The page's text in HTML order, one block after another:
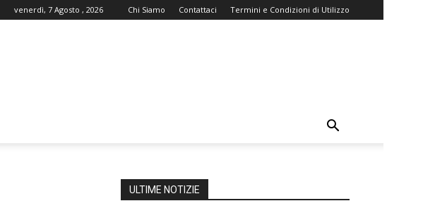
venerdì, 7 Agosto , 2026 Chi Siamo Contattaci Termini e Condizioni di Utilizzo
ULTIME NOTIZIE